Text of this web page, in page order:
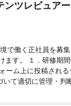
ンツレビュアー
で働く正社員を募
ます。 １．研修期
ーム上に投稿され
て適切に管理・判